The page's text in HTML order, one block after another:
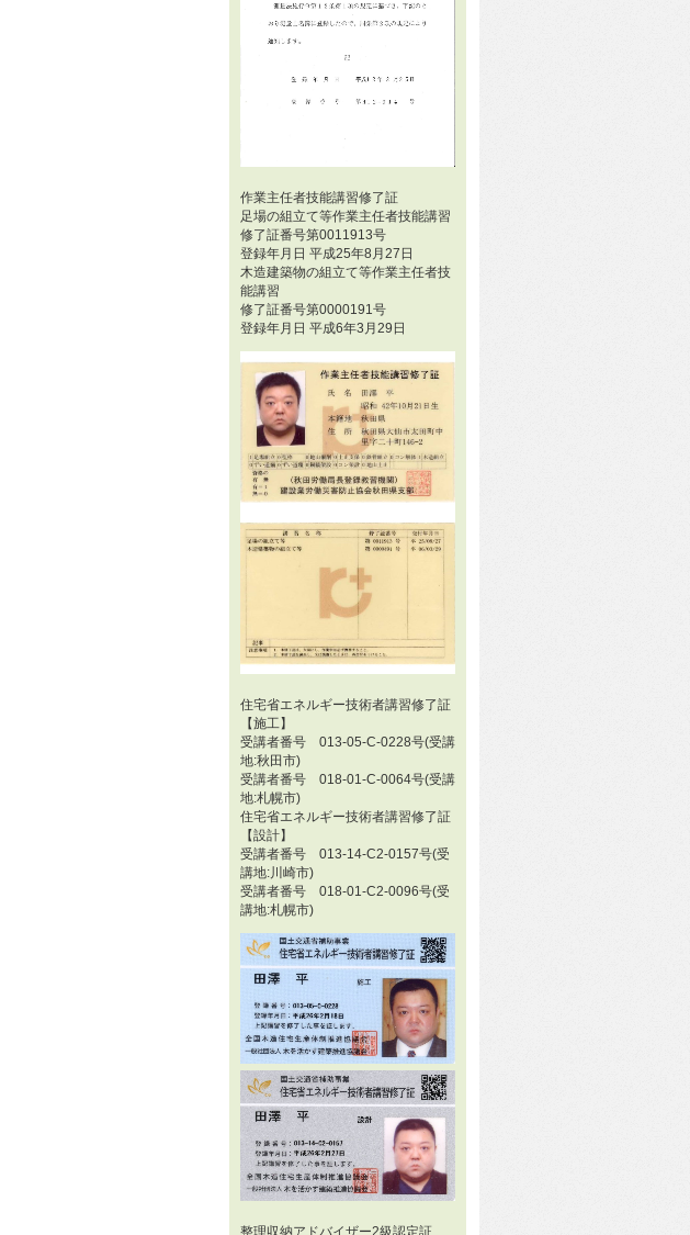
作業主任者技能講習修了証
足場の組立て等作業主任者技能講習
修了証番号第0011913号
登録年月日 平成25年8月27日
木造建築物の組立て等作業主任者技
能講習
修了証番号第0000191号
登録年月日 平成6年3月29日
住宅省エネルギー技術者講習修了証
【施工】
受講者番号 013-05-C-0228号(受講
地:秋田市)
受講者番号 018-01-C-0064号(受講
地:札幌市)
住宅省エネルギー技術者講習修了証
【設計】
受講者番号 013-14-C2-0157号(受
講地:川崎市)
受講者番号 018-01-C2-0096号(受
講地:札幌市)